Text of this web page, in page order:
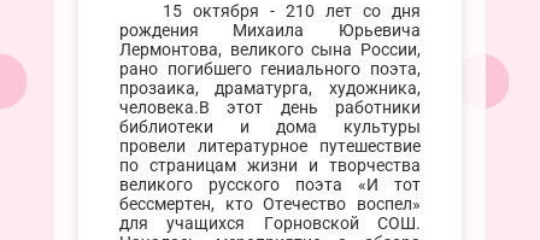
15 октября - 210 лет со дня
рождения Михаила Юрьевича
Лермонтова, великого сына России,
рано погибшего гениального поэта,
прозаика, драматурга, художника,
человека.В этот день работники
библиотеки и дома культуры
провели литературное путешествие
по страницам жизни и творчества
великого русского поэта «И тот
бессмертен, кто Отечество воспел»
для учащихся Горновской СОШ.